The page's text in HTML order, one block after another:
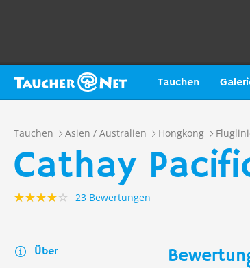
Tauchen
Tauchen Asien / Australien Hongkong
Cathay
23 Bewertungen
Über